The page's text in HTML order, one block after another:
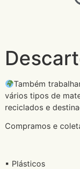
Também
vários tipos de
reciclados e
Compramos e
▪ Plásticos